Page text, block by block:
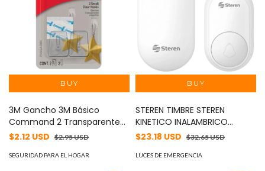
3M Gancho 3M Básico
Command 2 Transparente
MOD: 17505CLR-ES
$2.12 USD $2.95 USD
SEGURIDAD PARA EL HOGAR
STEREN TIMBRE STEREN
KINETICO INALAMBRICO
DIGITAL MOD: TIM-400
$23.18 USD $32.65 USD
LUCES DE EMERGENCIA